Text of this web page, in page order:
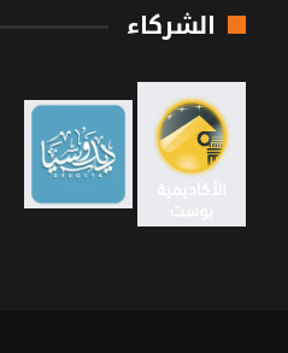
الشركاء